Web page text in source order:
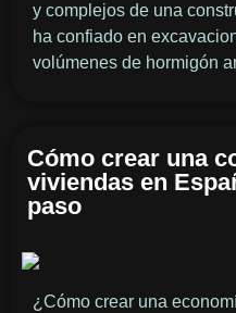
y complejos de una
ha confiado en
volúmenes de hormigón
Cómo crear una
viviendas en
paso
¿Cómo crear una